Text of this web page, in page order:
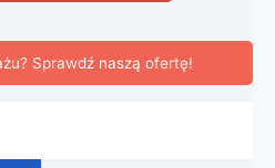
Sprawdź naszą ofertę!